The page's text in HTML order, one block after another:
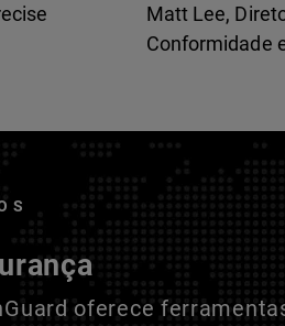
Matt Lee,
Conformidade
oferece